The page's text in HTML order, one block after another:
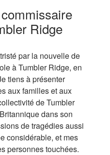
Ridge
par la nouvelle de
à Tumbler Ridge, en
tiens à présenter
aux familles et aux
de Tumbler
dans son
de tragédies aussi
considérable, et mes
personnes touchées.